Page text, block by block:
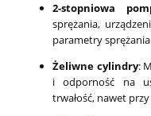
2-stopniowa
sprężania,
parametry
Żeliwne cylindry:
i odporność na
trwałość, nawet